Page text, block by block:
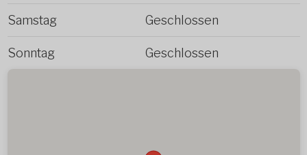
Samstag Geschlossen
Sonntag Geschlossen